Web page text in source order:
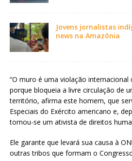
Jovens jornalistas
news na Amazônia
“O muro é uma violação internacional
porque bloqueia a livre circulação de
território, afirma este homem, que
Especiais do Exército americano e,
tornou-se um ativista de direitos
Ele garante que levará sua causa à
outras tribos que formam o